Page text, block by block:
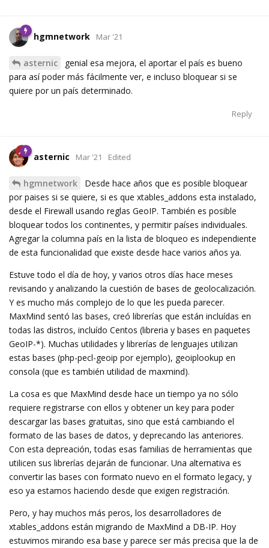
hgmnetwork Mar '21
asternic
genial esa mejora, el aportar el país es bueno
para así poder más fácilmente ver, e incluso bloquear si se
quiere por un país determinado.
Reply
asternic Mar '21 Edited
hgmnetwork
Desde hace años que es posible bloquear
por paises si se quiere, si es que xtables_addons esta instalado,
desde el Firewall usando reglas GeoIP. También es posible
bloquear todos los continentes, y permitir países individuales.
Agregar la columna país en la lista de bloqueo es independiente
de esta funcionalidad que existe desde hace varios años ya.
Estuve todo el día de hoy, y varios otros días hace meses
revisando y analizando la cuestión de bases de geolocalización.
Y es mucho más complejo de lo que les pueda parecer.
MaxMind sentó las bases, creó librerías que están incluídas en
todas las distros, incluído Centos (libreria y bases en paquetes
GeoIP-*). Muchas utilidades y librerías de lenguajes utilizan
estas bases (php-pecl-geoip por ejemplo), geoiplookup en
consola (que es también utilidad de maxmind).
La cosa es que MaxMind desde hace un tiempo ya no sólo
requiere registrarse con ellos y obtener un key para poder
descargar las bases gratuitas, sino que está cambiando el
formato de las bases de datos, y deprecando las anteriores.
Con esta depreación, todas esas familias de herramientas que
utilicen sus librerías dejarán de funcionar. Una alternativa es
convertir las bases con formato nuevo en el formato legacy, y
eso ya estamos haciendo desde que exigen registración.
Pero, y hay muchos más peros, los desarrolladores de
xtables_addons están migrando de MaxMind a DB-IP. Hoy
estuvimos mirando esa base y parece ser más precisa que la de